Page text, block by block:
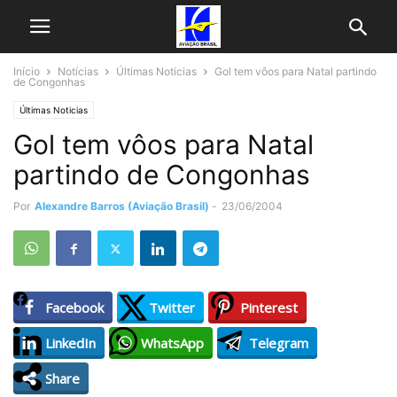
Início Notícias Últimas Noticias
Gol tem vôos para Natal partindo
de Congonhas
Últimas Noticias
Gol tem vôos para Natal
partindo de Congonhas
Por Alexandre Barros (Aviação Brasil) - 23/06/2004
Facebook Twitter
Pinterest
LinkedIn
WhatsApp
Telegram
Share